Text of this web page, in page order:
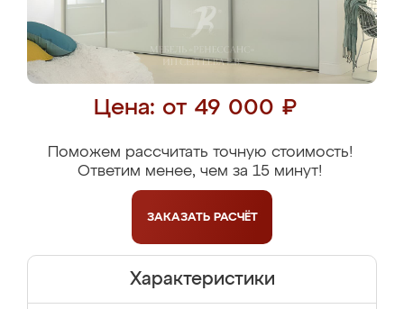
Цена: от 49 000 ₽
Поможем рассчитать точную стоимость!
Ответим менее, чем за 15 минут!
ЗАКАЗАТЬ РАСЧЁТ
Характеристики